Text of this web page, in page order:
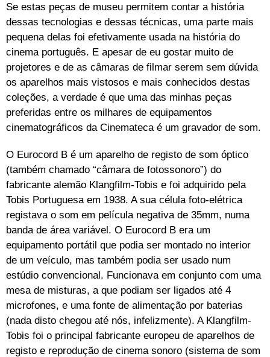
Se estas peças de museu permitem contar a história
dessas tecnologias e dessas técnicas, uma parte mais
pequena delas foi efetivamente usada na história do
cinema português. E apesar de eu gostar muito de
projetores e de as câmaras de filmar serem sem dúvida
os aparelhos mais vistosos e mais conhecidos destas
coleções, a verdade é que uma das minhas peças
preferidas entre os milhares de equipamentos
cinematográficos da Cinemateca é um gravador de som.
O Eurocord B é um aparelho de registo de som óptico
(também chamado “câmara de fotossonoro”) do
fabricante alemão Klangfilm-Tobis e foi adquirido pela
Tobis Portuguesa em 1938. A sua célula foto-elétrica
registava o som em película negativa de 35mm, numa
banda de área variável. O Eurocord B era um
equipamento portátil que podia ser montado no interior
de um veículo, mas também podia ser usado num
estúdio convencional. Funcionava em conjunto com uma
mesa de misturas, a que podiam ser ligados até 4
microfones, e uma fonte de alimentação por baterias
(nada disto chegou até nós, infelizmente). A Klangfilm-
Tobis foi o principal fabricante europeu de aparelhos de
registo e reprodução de cinema sonoro (sistema de som